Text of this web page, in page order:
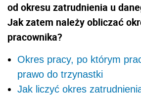
od okresu zatrudnienia u
Jak zatem należy obliczać
pracownika?
Okres pracy, po którym
prawo do trzynastki
Jak liczyć okres